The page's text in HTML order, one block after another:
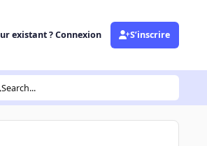
existant ? Connexion S’inscrire
Search...